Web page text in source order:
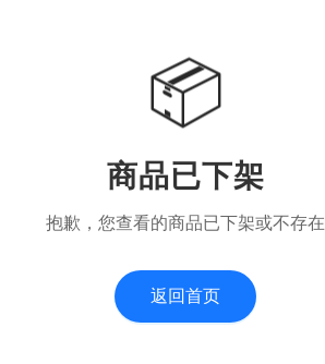
📦
商品已下架
抱歉，您查看的商品已下架或不存在
返回首页